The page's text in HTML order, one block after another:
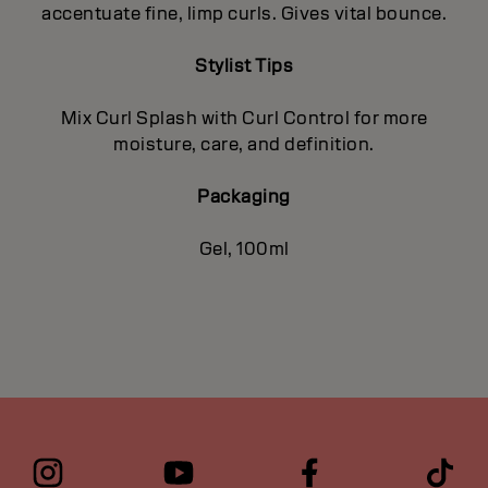
accentuate fine, limp curls. Gives vital bounce.
Stylist Tips
Mix Curl Splash with Curl Control for more
moisture, care, and definition.
Packaging
Gel, 100ml